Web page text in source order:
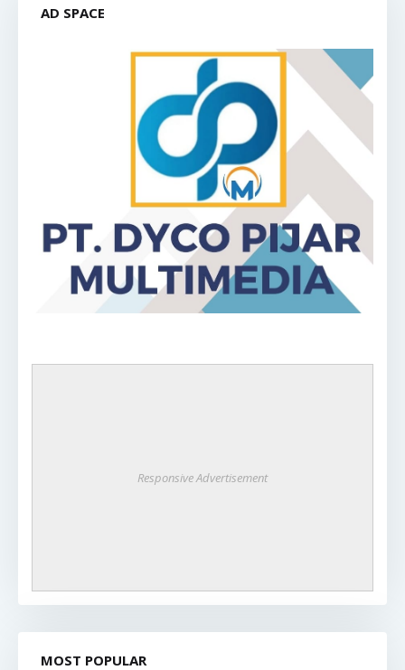
AD SPACE
Responsive Advertisement
MOST POPULAR